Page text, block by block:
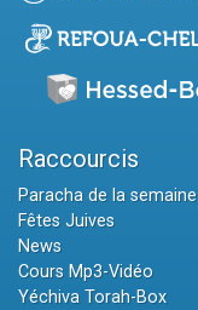
Raccourcis
Paracha de la semaine
Fêtes Juives
News
Cours Mp3-Vidéo
Yéchiva Torah-Box